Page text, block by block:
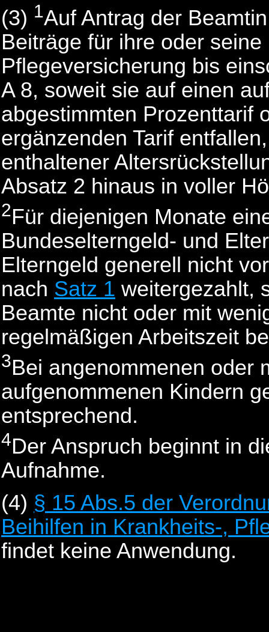
(3) 1Auf Antrag der
Beiträge für ihre oder
Pflegeversicherung bis
A 8, soweit sie auf einen
abgestimmten Prozenttarif
ergänzenden Tarif
enthaltener
Absatz 2 hinaus in voller
2Für diejenigen Monate
Bundeselterngeld- und
Elterngeld generell nicht
nach Satz 1 weitergezahlt,
Beamte nicht oder mit
regelmäßigen Arbeitszeit
3Bei angenommenen oder
aufgenommenen Kindern
entsprechend.
4Der Anspruch beginnt in
Aufnahme.
(4) § 15 Abs.5 der
Beihilfen in Krankheits-,
findet keine Anwendung.